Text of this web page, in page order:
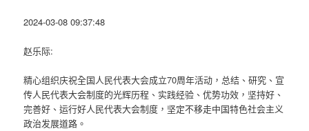
2024-03-08 09:37:48
赵乐际:
精心组织庆祝全国人民代表大会成立70周年活动，总结、研究、宣
传人民代表大会制度的光辉历程、实践经验、优势功效，坚持好、
完善好、运行好人民代表大会制度，坚定不移走中国特色社会主义
政治发展道路。